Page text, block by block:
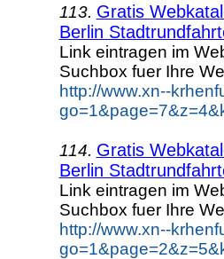
113. Gratis
Berlin
Link eintragen im
Suchbox fuer Ihre
http://www.xn--
114. Gratis
Berlin
Link eintragen im
Suchbox fuer Ihre
http://www.xn--